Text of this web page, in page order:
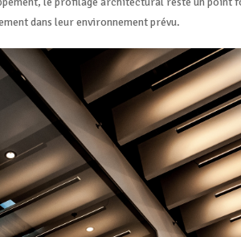
dans leur environnement prévu.